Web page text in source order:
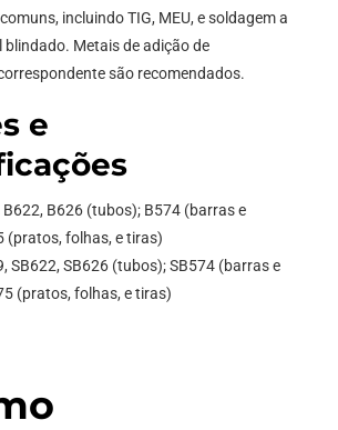
incluindo TIG, MEU, e soldagem a
blindado. Metais de adição de
são recomendados.
e
B622, B626 (tubos); B574 (barras e
(pratos, folhas, e tiras)
SB622, SB626 (tubos); SB574 (barras e
(pratos, folhas, e tiras)